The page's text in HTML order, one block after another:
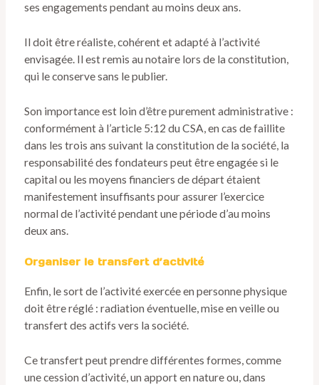
ses engagements pendant au moins deux ans.
Il doit être réaliste, cohérent et adapté à l’activité
envisagée. Il est remis au notaire lors de la constitution,
qui le conserve sans le publier.
Son importance est loin d’être purement administrative :
conformément à l’article 5:12 du CSA, en cas de faillite
dans les trois ans suivant la constitution de la société, la
responsabilité des fondateurs peut être engagée si le
capital ou les moyens financiers de départ étaient
manifestement insuffisants pour assurer l’exercice
normal de l’activité pendant une période d’au moins
deux ans.
Organiser le transfert d’activité
Enfin, le sort de l’activité exercée en personne physique
doit être réglé : radiation éventuelle, mise en veille ou
transfert des actifs vers la société.
Ce transfert peut prendre différentes formes, comme
une cession d’activité, un apport en nature ou, dans